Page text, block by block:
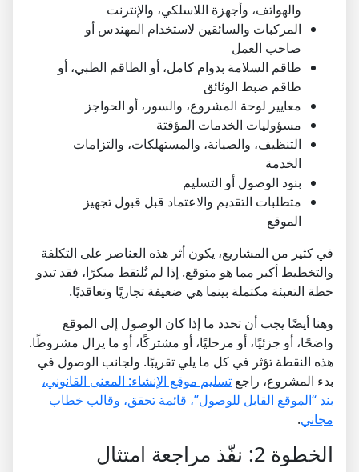
والهواتف، وأجهزة اللاسلكي، والإنترنت
المركبات والسائقين لاستخدام المهندس أو
صاحب العمل
طاقم السلامة بدوام كامل، أو الطاقم الطبي، أو
طاقم ضبط الوثائق
معايير لوحة المشروع، والسور، أو الحواجز
مسؤوليات الخدمات المؤقتة
التنظيف، والصيانة، والمستهلكات، والتزامات
الخدمة
بنود الوصول أو التسليم
متطلبات التقديم والاعتماد قبل قبول تجهيز
الموقع
في كثير من المشاريع، يكون أثر هذه العناصر على التكلفة
والتخطيط أكبر مما هو متوقع. إذا لم تُلتقط مبكرًا، فقد تبدو
خطة التعبئة مكتملة بينما هي ضعيفة تجاريًا وتعاقديًا.
وهنا أيضًا يجب أن تحدد ما إذا كان الوصول إلى الموقع
واضحًا، أو جزئيًا، أو مرحليًا، أو مشتركًا، أو ما يزال مشروطًا.
هذه النقطة تؤثر في كل ما يلي تقريبًا. ولجانب الوصول في
بدء المشروع، راجع تسليم موقع الإنشاء: المعنى القانوني،
بند “الموقع القابل للوصول”، قائمة تحقق، وقالب خطاب
مجاني.
الخطوة 2: نفّذ مراجعة امتثال